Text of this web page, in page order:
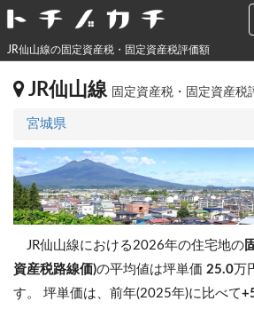
JR仙山線の固定資産税・固定資産税評価額
JR仙山線 固定資産税・固定資産税
宮城県
JR仙山線における2026年の住宅地の
資産税路線価)の平均値は坪単価 25.0万
す。 坪単価は、前年(2025年)に比べて